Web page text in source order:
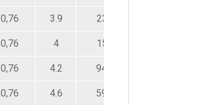
0,76 3.9 239
0,76 4 150
0,76 4.2 94,2
0,76 4.6 59,4